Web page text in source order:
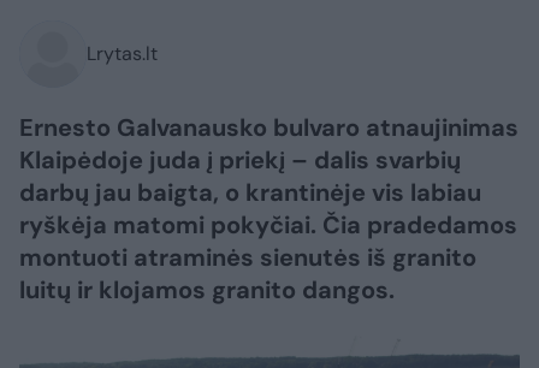
Lrytas.lt
Ernesto Galvanausko bulvaro atnaujinimas
Klaipėdoje juda į priekį – dalis svarbių
darbų jau baigta, o krantinėje vis labiau
ryškėja matomi pokyčiai. Čia pradedamos
montuoti atraminės sienutės iš granito
luitų ir klojamos granito dangos.